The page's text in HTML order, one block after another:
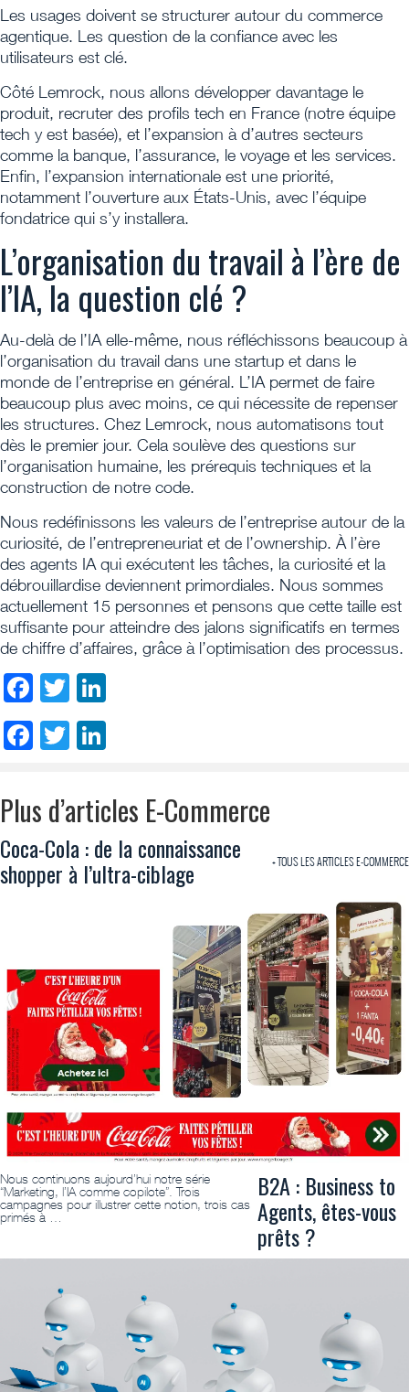
Les usages doivent se structurer autour du commerce
agentique. Les question de la confiance avec les
utilisateurs est clé.
Côté Lemrock, nous allons développer davantage le
produit, recruter des profils tech en France (notre équipe
tech y est basée), et l’expansion à d’autres secteurs
comme la banque, l’assurance, le voyage et les services.
Enfin, l’expansion internationale est une priorité,
notamment l’ouverture aux États-Unis, avec l’équipe
fondatrice qui s’y installera.
L’organisation du travail à l’ère de
l’IA, la question clé ?
Au-delà de l’IA elle-même, nous réfléchissons beaucoup à
l’organisation du travail dans une startup et dans le
monde de l’entreprise en général. L’IA permet de faire
beaucoup plus avec moins, ce qui nécessite de repenser
les structures. Chez Lemrock, nous automatisons tout
dès le premier jour. Cela soulève des questions sur
l’organisation humaine, les prérequis techniques et la
construction de notre code.
Nous redéfinissons les valeurs de l’entreprise autour de la
curiosité, de l’entrepreneuriat et de l’ownership. À l’ère
des agents IA qui exécutent les tâches, la curiosité et la
débrouillardise deviennent primordiales. Nous sommes
actuellement 15 personnes et pensons que cette taille est
suffisante pour atteindre des jalons significatifs en termes
de chiffre d’affaires, grâce à l’optimisation des processus.
Facebook
Twitter
Facebook
Twitter
Plus d’articles E-Commerce
+ TOUS LES ARTICLES E-COMMERCE
Coca-Cola : de la connaissance
shopper à l’ultra-ciblage
Nous continuons aujourd’hui notre série
“Marketing, l’IA comme copilote”. Trois
campagnes pour illustrer cette notion, trois cas
primés à …
B2A : Business to
Agents, êtes-vous
prêts ?